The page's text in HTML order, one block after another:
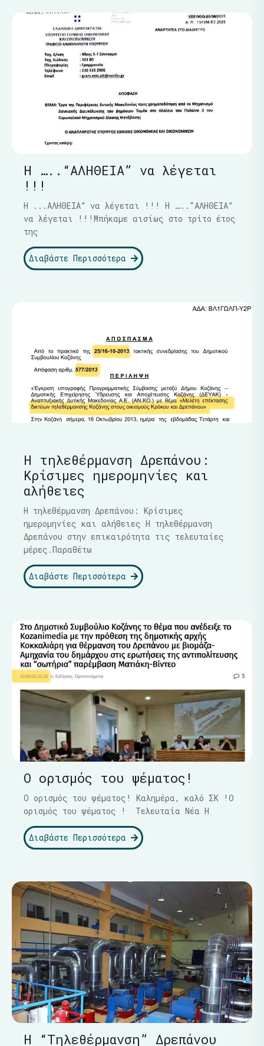
Η …..“ΑΛΗΘΕΙΑ” να λέγεται
!!!
Η ...ΑΛΗΘΕΙΑ” να λέγεται !!! Η …..“ΑΛΗΘΕΙΑ”
να λέγεται !!!Μπήκαμε αισίως στο τρίτο έτος
της
Διαβάστε Περισσότερα
Η τηλεθέρμανση Δρεπάνου:
Κρίσιμες ημερομηνίες και
αλήθειες
Η τηλεθέρμανση Δρεπάνου: Κρίσιμες
ημερομηνίες και αλήθειες Η τηλεθέρμανση
Δρεπάνου στην επικαιρότητα τις τελευταίες
μέρες.Παραθέτω
Διαβάστε Περισσότερα
Ο ορισμός του ψέματος!
Ο ορισμός του ψέματος! Καλημέρα, καλό ΣΚ !Ο
ορισμός του ψέματος ! Τελευταία Νέα Η
Διαβάστε Περισσότερα
Η “Τηλεθέρμανση” Δρεπάνου